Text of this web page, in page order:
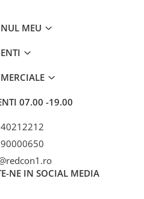
MEU
07.00 -19.00
NE IN SOCIAL MEDIA